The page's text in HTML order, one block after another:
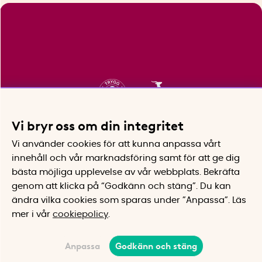
Vi bryr oss om din integritet
Vi använder cookies för att kunna anpassa vårt
innehåll och vår marknadsföring samt för att ge dig
bästa möjliga upplevelse av vår webbplats.
Bekräfta
genom att klicka på “Godkänn och stäng”. Du kan
ändra vilka cookies som sparas under ”Anpassa”.
Läs
mer i vår cookiepolicy
Anpassa Godkänn och stäng